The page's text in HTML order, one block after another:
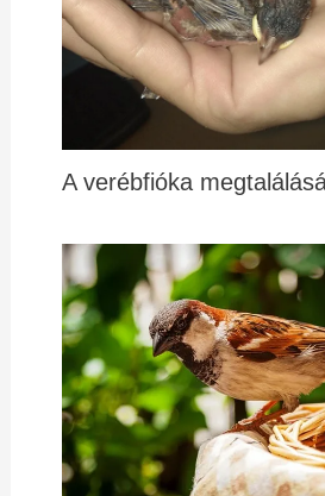
A verébfióka